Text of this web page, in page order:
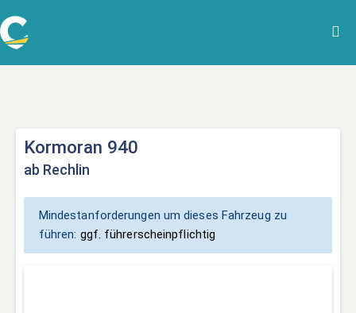
Kormoran 940
ab Rechlin
Mindestanforderungen um dieses Fahrzeug zu
führen: ggf. führerscheinpflichtig